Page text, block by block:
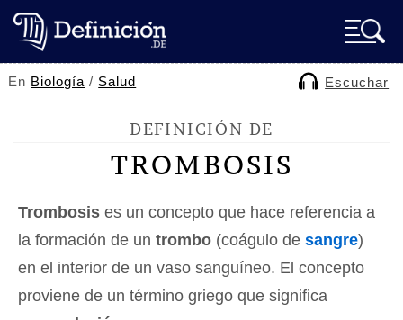
En Biología / Salud Escuchar
DEFINICIÓN DE
TROMBOSIS
Trombosis es un concepto que hace referencia a
la formación de un trombo (coágulo de sangre)
en el interior de un vaso sanguíneo. El concepto
proviene de un término griego que significa